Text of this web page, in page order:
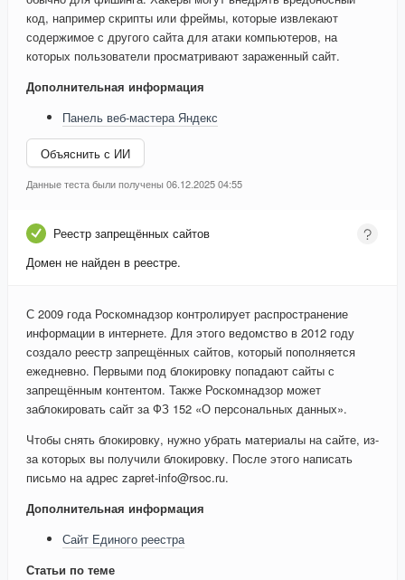
код, например скрипты или фреймы, которые извлекают
содержимое с другого сайта для атаки компьютеров, на
которых пользователи просматривают зараженный сайт.
Дополнительная информация
Панель веб-мастера Яндекс
Объяснить с ИИ
Данные теста были получены 06.12.2025 04:55
Реестр запрещённых сайтов
Домен не найден в реестре.
С 2009 года Роскомнадзор контролирует распространение
информации в интернете. Для этого ведомство в 2012 году
создало реестр запрещённых сайтов, который пополняется
ежедневно. Первыми под блокировку попадают сайты с
запрещённым контентом. Также Роскомнадзор может
заблокировать сайт за ФЗ 152 «О персональных данных».
Чтобы снять блокировку, нужно убрать материалы на сайте, из-
за которых вы получили блокировку. После этого написать
письмо на адрес zapret-info@rsoc.ru.
Дополнительная информация
Сайт Единого реестра
Статьи по теме